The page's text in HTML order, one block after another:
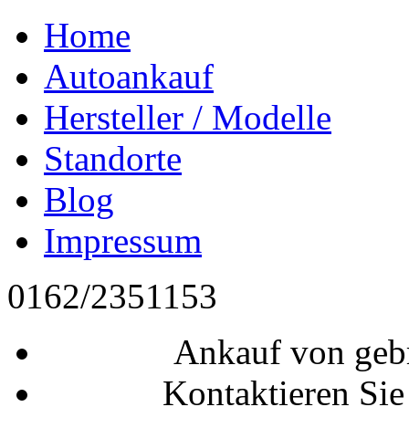
Home
Autoankauf
Hersteller / Modelle
Standorte
Blog
Impressum
0162/2351153
Ankauf von
Kontaktieren